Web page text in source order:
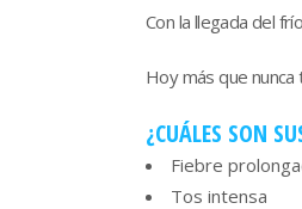
Con la llegada del
Hoy más que
¿CUÁLES SON
Fiebre
Tos intensa